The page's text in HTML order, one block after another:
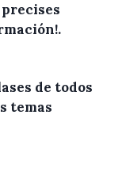
precises
.
de todos
temas